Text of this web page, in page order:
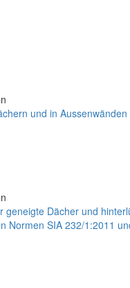
und in
geneigte Dächer und
Normen SIA 232/1:2011